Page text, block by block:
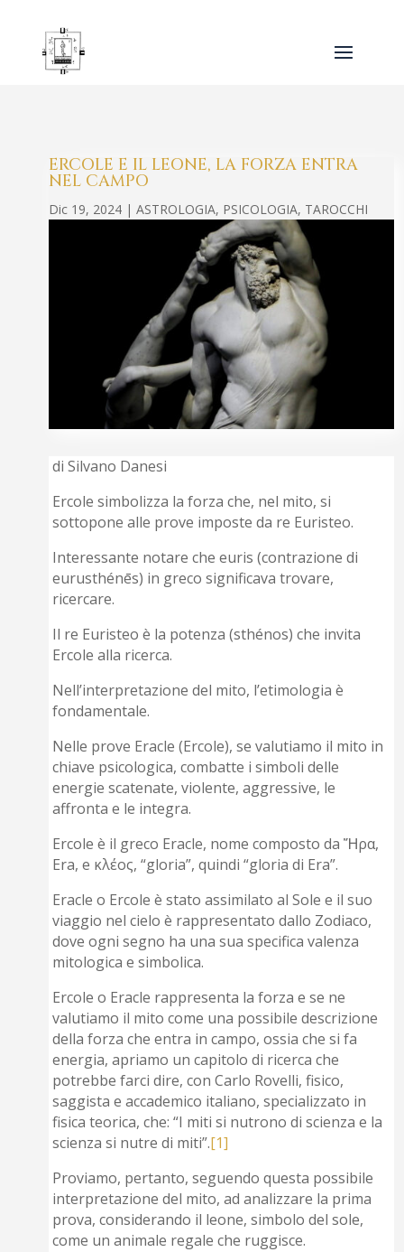
ERCOLE E IL LEONE, LA FORZA ENTRA
NEL CAMPO
Dic 19, 2024 |ASTROLOGIA, PSICOLOGIA, TAROCCHI
di Silvano Danesi
Ercole simbolizza la forza che, nel mito, si
sottopone alle prove imposte da re Euristeo.
Interessante notare che euris (contrazione di
eurusthénēs) in greco significava trovare,
ricercare.
Il re Euristeo è la potenza (sthénos) che invita
Ercole alla ricerca.
Nell’interpretazione del mito, l’etimologia è
fondamentale.
Nelle prove Eracle (Ercole), se valutiamo il mito in
chiave psicologica, combatte i simboli delle
energie scatenate, violente, aggressive, le
affronta e le integra.
Ercole è il greco Eracle, nome composto da Ἥρα,
Era, e κλέος, “gloria”, quindi “gloria di Era”.
Eracle o Ercole è stato assimilato al Sole e il suo
viaggio nel cielo è rappresentato dallo Zodiaco,
dove ogni segno ha una sua specifica valenza
mitologica e simbolica.
Ercole o Eracle rappresenta la forza e se ne
valutiamo il mito come una possibile descrizione
della forza che entra in campo, ossia che si fa
energia, apriamo un capitolo di ricerca che
potrebbe farci dire, con Carlo Rovelli, fisico,
saggista e accademico italiano, specializzato in
fisica teorica, che: “I miti si nutrono di scienza e la
scienza si nutre di miti”.[1]
Proviamo, pertanto, seguendo questa possibile
interpretazione del mito, ad analizzare la prima
prova, considerando il leone, simbolo del sole,
come un animale regale che ruggisce.